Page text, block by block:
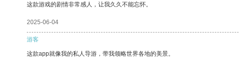
这款游戏的剧情非常感人，让我久久不能忘怀。
2025-06-04
游客
这款app就像我的私人导游，带我领略世界各地的美景。